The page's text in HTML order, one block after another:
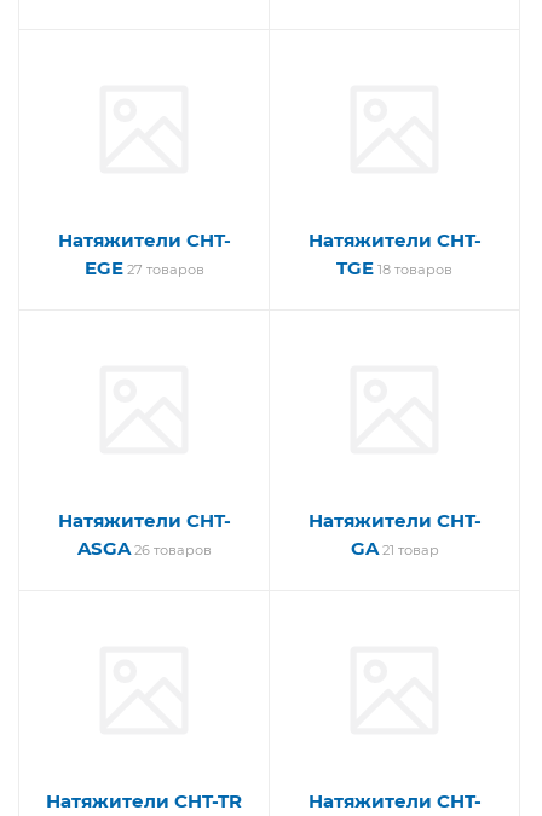
Натяжители CHT-
EGE 27 товаров
Натяжители CHT-
TGE 18 товаров
Натяжители CHT-
ASGA 26 товаров
Натяжители CHT-
GA 21 товар
Натяжители CHT-TR
Натяжители CHT-